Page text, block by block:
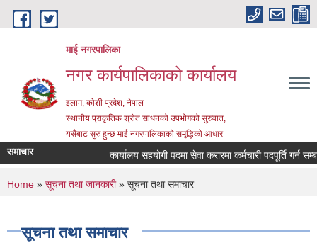
Skip to main content
माई नगरपालिका
नगर कार्यपालिकाको कार्यालय
इलाम, कोशी प्रदेश, नेपाल
स्थानीय प्राकृतिक श्रोत साधनको उपभोगको सुरुवात,
यसैबाट सुरु हुन्छ माई नगरपालिकाको समृद्धिको आधार
समाचार कार्यालय सहयोगी पदमा सेवा करारमा कर्मचारी पदपूर्ति गर्न
You are here
Home » सूचना तथा जानकारी» सूचना तथा समाचार
सूचना तथा समाचार